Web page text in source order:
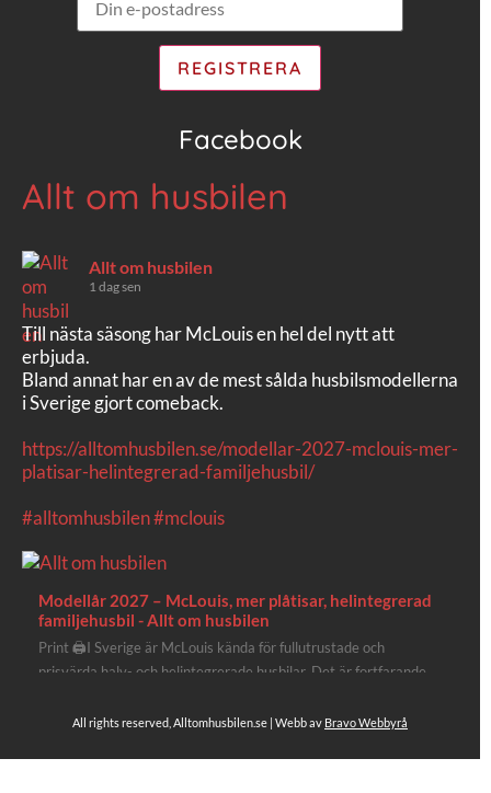
Facebook
Allt om husbilen
Allt om husbilen
1 dag sen
Till nästa säsong har McLouis en hel del nytt att
erbjuda.
Bland annat har en av de mest sålda husbilsmodellerna
i Sverige gjort comeback.
https://alltomhusbilen.se/modellar-2027-mclouis-mer-
platisar-helintegrerad-familjehusbil/
#alltomhusbilen#mclouis
Modellår 2027 – McLouis, mer plåtisar, helintegrerad
familjehusbil - Allt om husbilen
Print 🖨I Sverige är McLouis kända för fullutrustade och
prisvärda halv- och helintegrerade husbilar. Det är fortfarande
plåtisutbud lite extra kärlek med hela 3 nya utrustningsnivåer.
All rights reserved, Alltomhusbilen.se | Webb av Bravo Webbyrå